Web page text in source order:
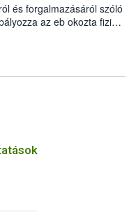
és forgalmazásáról szóló
az eb okozta fizikai
felmerülő
eb tartását és annak
jártas szakértőt.